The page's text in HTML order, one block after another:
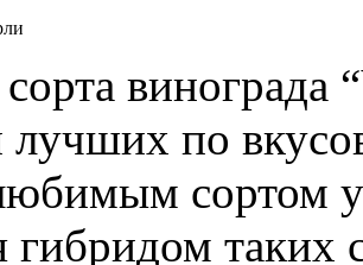
винограда
по
сортом у
гибридом таких